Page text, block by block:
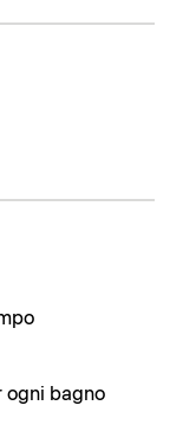
ogni bagno